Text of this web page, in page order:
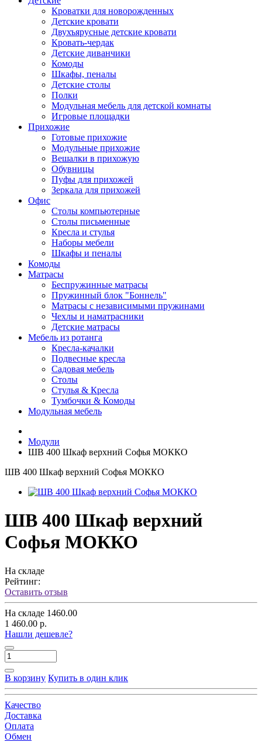
Кроватки для новорожденных
Детские кровати
Двухъярусные детские кровати
Кровать-чердак
Детские диванчики
Комоды
Шкафы, пеналы
Детские столы
Полки
Модульная мебель для детской комнаты
Игровые площадки
Прихожие
Готовые прихожие
Модульные прихожие
Вешалки в прихожую
Обувницы
Пуфы для прихожей
Зеркала для прихожей
Офис
Столы компьютерные
Столы письменные
Кресла и стулья
Наборы мебели
Шкафы и пеналы
Комоды
Матрасы
Беспружинные матрасы
Пружинный блок "Боннель"
Матрасы с независимыми пружинами
Чехлы и наматрасники
Детские матрасы
Мебель из ротанга
Кресла-качалки
Подвесные кресла
Садовая мебель
Столы
Стулья & Кресла
Тумбочки & Комоды
Модульная мебель
Модули
ШВ 400 Шкаф верхний Софья МОККО
ШВ 400 Шкаф верхний Софья МОККО
ШВ 400 Шкаф верхний
Софья МОККО
На складе
Рейтинг:
Оставить отзыв
На складе 1460.00
1 460.00 р.
Нашли дешевле?
В корзину Купить в один клик
Качество
Доставка
Оплата
Обмен